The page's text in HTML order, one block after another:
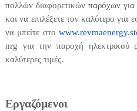
πολλών διαφορετικών παρόχων για
και να επιλέξετε τον καλύτερο για
να μπείτε στο
nrg για την παροχή ηλεκτρικού
καλύτερες τιμές.
Εργαζόμενοι